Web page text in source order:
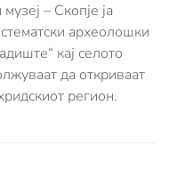
– Скопје ја
археолошки
кај селото
да откриваат
регион.